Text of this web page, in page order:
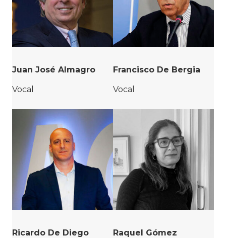
Juan José Almagro
Vocal
Francisco De Bergia
Vocal
Ricardo De Diego Raquel Gómez